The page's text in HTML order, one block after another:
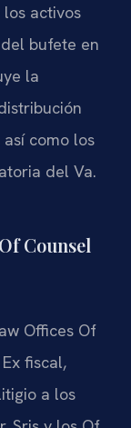
activos
bufete en
la
como los
del Va.
Counsel
Offices Of
fiscal,
a los